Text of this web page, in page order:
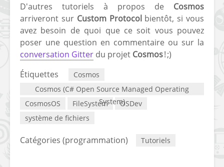
D'autres tutoriels à propos de Cosmos
arriveront sur Custom Protocolbientôt, si vous
avez besoin de quoi que ce soit vous pouvez
poser une question en commentaire ou sur la
conversation Gitter du projet Cosmos! ;)
Étiquettes
Cosmos
Cosmos (C# Open Source Managed Operating
System)
CosmosOS FileSystem
OSDev
système de fichiers
Catégories (programmation) Tutoriels